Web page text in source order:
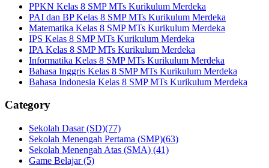
PPKN Kelas 8 SMP MTs Kurikulum Merdeka
PAI dan BP Kelas 8 SMP MTs Kurikulum Merdeka
Matematika Kelas 8 SMP MTs Kurikulum Merdeka
IPS Kelas 8 SMP MTs Kurikulum Merdeka
IPA Kelas 8 SMP MTs Kurikulum Merdeka
Informatika Kelas 8 SMP MTs Kurikulum Merdeka
Bahasa Inggris Kelas 8 SMP MTs Kurikulum Merdeka
Bahasa Indonesia Kelas 8 SMP MTs Kurikulum Merdeka
Category
Sekolah Dasar (SD)(77)
Sekolah Menengah Pertama (SMP)(63)
Sekolah Menengah Atas (SMA) (41)
Game Belajar(5)